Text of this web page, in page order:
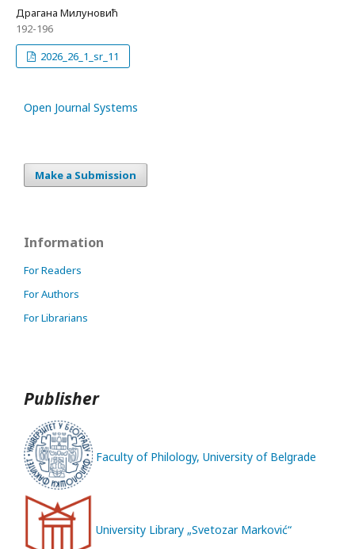
Драгана Милуновић
192-196
2026_26_1_sr_11
Open Journal Systems
Make a Submission
Information
For Readers
For Authors
For Librarians
Publisher
Faculty of Philology, University of Belgrade
University Library „Svetozar Marković“